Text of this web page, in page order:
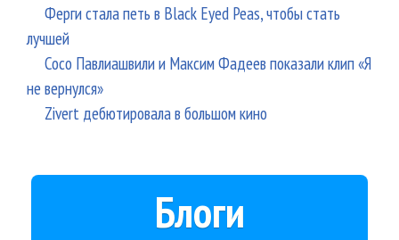
Ферги стала петь в Black Eyed Peas, чтобы стать
лучшей
Сосо Павлиашвили и Максим Фадеев показали клип «Я
не вернулся»
Zivert дебютировала в большом кино
Блоги